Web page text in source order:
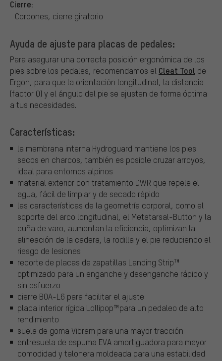
Cierre:
Cordones, cierre giratorio
Ayuda de ajuste para placas de pedales:
Para asegurar una correcta posición ergonómica de los
pies sobre los pedales, recomendamos el Cleat Tool de
Ergon, para que la orientación longitudinal, la distancia
(factor Q) y el ángulo del pie se ajusten de forma óptima
a tus necesidades.
Características:
la membrana interna Hydroguard mantiene los pies
secos en charcos, también es posible cruzar arroyos,
ideal para entornos alpinos
material exterior con tratamiento DWR que repele el
agua, fácil de limpiar y de secado rápido
las características de la geometría corporal, como el
soporte del arco longitudinal, el Metatarsal-Button y la
cuña de varo, aumentan la eficiencia, optimizan la
alineación de la cadera, la rodilla y el pie reduciendo el
riesgo de lesiones
recorte de placas de zapatillas Landing Strip™
optimizado para un enganche y desenganche rápido y
sin esfuerzo
cierre BOA-L6 para facilitar el ajuste
placa interior rígida Lollipop™para un pedaleo de alto
rendimiento
suela de goma Vibram para una mayor tracción
entresuela de espuma EVA amortiguadora para mayor
comodidad y talonera moldeada para una estabilidad